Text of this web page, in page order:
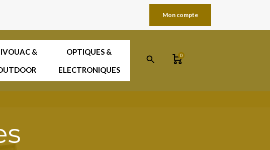
Mon compte
&
OPTIQUES &
ELECTRONIQUES
search 0